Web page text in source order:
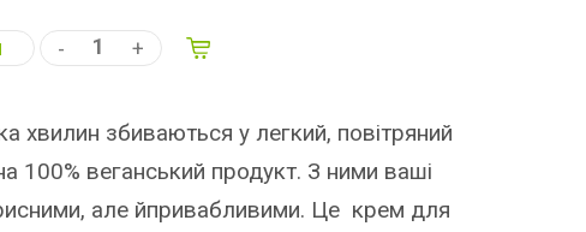
- +
хвилин збиваються у легкий, повітряний
100% веганський продукт. З ними ваші
але йпривабливими. Це крем для